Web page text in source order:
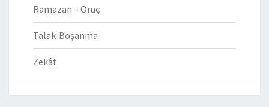
Ramazan – Oruç
Talak-Boşanma
Zekât